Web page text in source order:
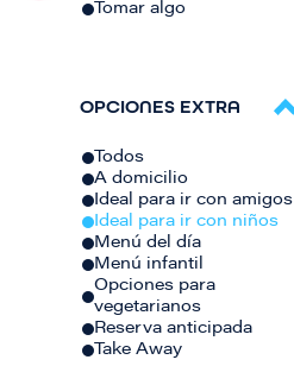
Tomar algo
OPCIONES EXTRA
Todos
A domicilio
Ideal para ir con amigos
Ideal para ir con niños
Menú del día
Menú infantil
Opciones para
vegetarianos
Reserva anticipada
Take Away